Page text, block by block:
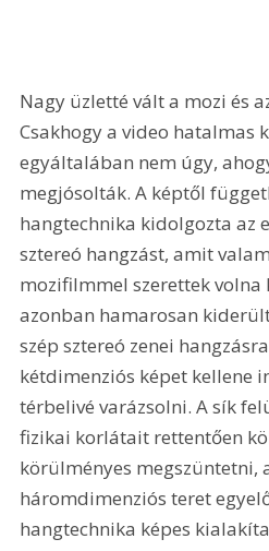
Nagy üzletté vált a mozi és
Csakhogy a video hatalmas
egyáltalában nem úgy,
megjósolták. A képtől
hangtechnika kidolgozta az
sztereó hangzást, amit
mozifilmmel szerettek volna
azonban hamarosan
szép sztereó zenei
kétdimenziós képet kellene
térbelivé varázsolni. A sík
fizikai korlátait rettentően
körülményes megszüntetni,
háromdimenziós teret
hangtechnika képes